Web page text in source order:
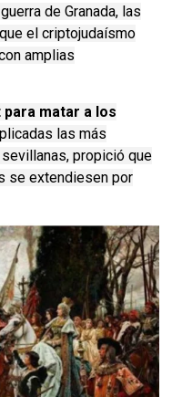
de Granada, las
el criptojudaísmo
amplias
matar a los
las más
propició que
se extendiesen por